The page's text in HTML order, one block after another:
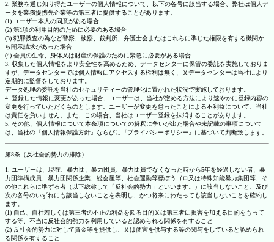
2. 業務を通じ知り得たユーザーの個人情報について、以下の各号に該当する場合、弊社は個人デ
ータを業務提携先企業等の第三者に提供することがあります。
(1) ユーザー本人の同意がある場合
(2) 第1項の利用目的のために必要のある場合
(3) 犯罪捜査の為など警察、検察、裁判所、弁護士会またはこれらに準じた権限を有する機関か
ら開示請求があった場合
(4) 会員の生命、身体又は財産の保護のために緊急に必要がある場合
3. 収集した個人情報をより安全性を高めるため、データセンターに保管の委託を実施しておりま
すが、データセンターでは個人情報にアクセスする権利は無く、又データセンターは当社により
定期的に監督をしております。
データ処理の委託を当社のセキュリティーの管理化に置かれた状況で実施しております。
4. 登録した情報に変更があった場合、ユーザーは、当社が定める方法により速やかに登録内容の
変更を行っていただくものとします。ユーザーが変更を怠ったことによる不利益について、当社
は責任を負いません。また、この場合、当社はユーザー登録を抹消することがあります。
5. その他、個人情報について本条項についての解釈に争いが出た場合や未記載の事項について
は、当社の『個人情報保護方針』ならびに『プライバシーポリシー』に基づいて判断致します。
第8条（反社会的勢力の排除）
1. ユーザーは、現在、暴力団、暴力団員、暴力団員でなくなった時から5年を経過しない者、暴
力団準構成員、暴力団関係企業、総会屋等、社会運動等標ぼうゴロ又は特殊知能暴力集団等、そ
の他これらに準ずる者（以下総称して「反社会的勢力」といいます。）に該当しないこと、及び
次の各号のいずれにも該当しないことを表明し、かつ将来にわたっても該当しないことを確約し
ます。
(1) 自己、自社若しくは第三者の不正の利益を図る目的又は第三者に損害を加える目的をもって
する等、不当に反社会的勢力を利用していると認められる関係を有すること
(2) 反社会的勢力に対して資金等を提供し、又は便宜を供与する等の関与をしていると認められ
る関係を有すること